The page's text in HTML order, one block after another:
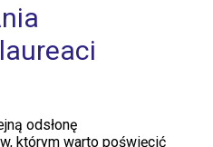
odsłonę
którym warto poświęcić